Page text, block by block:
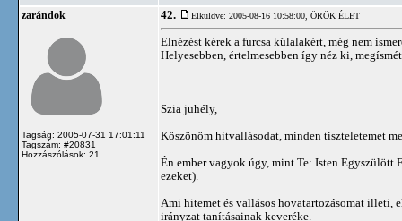
zarándok
Tagság: 2005-07-31 17:01:11
Tagszám: #20831
Hozzászólások: 21
42. Elküldve: 2005-08-16 10:58:00, ÖRÖK ÉLET
Elnézést kérek a furcsa külalakért, még nem
Helyesebben, értelmesebben így néz ki,
Szia juhély,
Köszönöm hitvallásodat, minden tiszteletemet
Én ember vagyok úgy, mint Te: Isten Egyszülött
ezeket).
Ami hitemet és vallásos hovatartozásomat illeti,
irányzat tanításainak keveréke.